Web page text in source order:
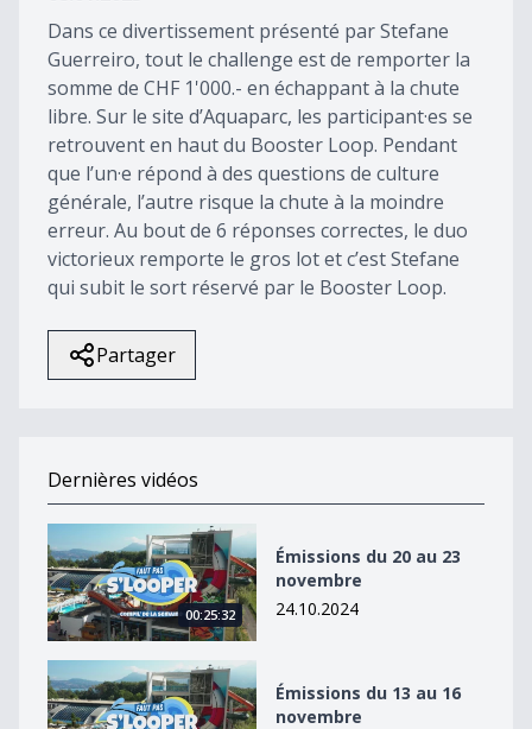
seconds
Dans ce divertissement présenté par Stefane
Guerreiro, tout le challenge est de remporter la
somme de CHF 1'000.- en échappant à la chute
libre. Sur le site d’Aquaparc, les participant·es se
retrouvent en haut du Booster Loop. Pendant
que l’un·e répond à des questions de culture
générale, l’autre risque la chute à la moindre
erreur. Au bout de 6 réponses correctes, le duo
victorieux remporte le gros lot et c’est Stefane
qui subit le sort réservé par le Booster Loop.
Partager
Dernières vidéos
Émissions du 20 au 23 novembre
00:25:32
Émissions du 20 au 23
novembre
24.10.2024
Émissions du 13 au 16 novembre
Émissions du 13 au 16
novembre